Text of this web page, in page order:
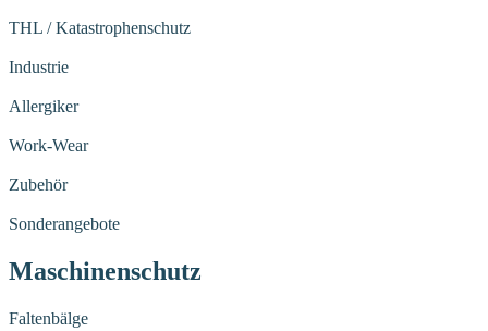
THL / Katastrophenschutz
Industrie
Allergiker
Work-Wear
Zubehör
Sonderangebote
Maschinenschutz
Faltenbälge